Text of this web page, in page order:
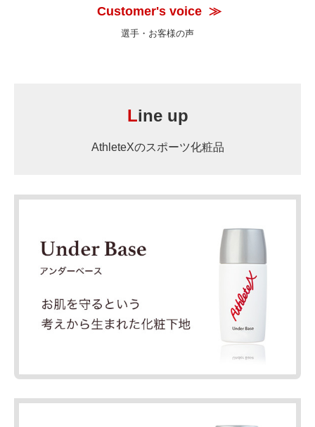
Customer's voice ≫
選手・お客様の声
Line up
AthleteXのスポーツ化粧品